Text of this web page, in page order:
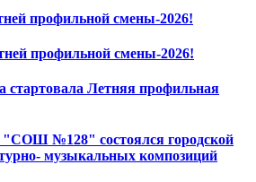
профильной смены-2026!
профильной смены-2026!
стартовала Летняя профильная
№128" состоялся городской
музыкальных композиций